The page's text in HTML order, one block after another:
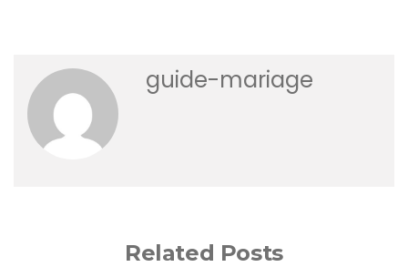
guide-mariage
Related Posts